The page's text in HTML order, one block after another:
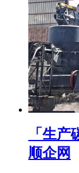
「生
顺企网